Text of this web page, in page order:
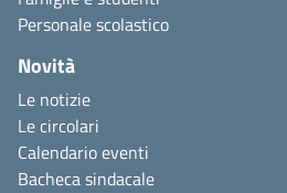
Personale scolastico
Novità
Le notizie
Le circolari
Calendario eventi
Bacheca sindacale